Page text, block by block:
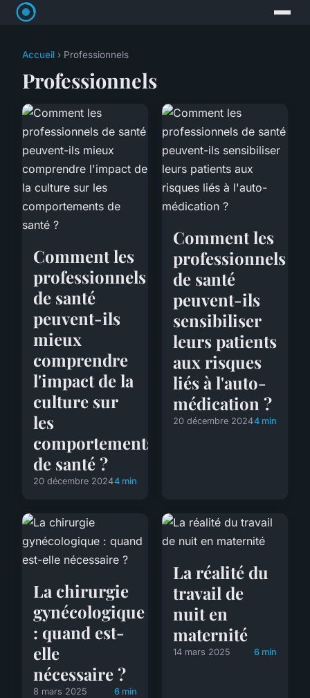
Accueil › Professionnels
Professionnels
Comment les
professionnels
de santé
peuvent-ils
mieux
comprendre
l'impact de la
culture sur
les
comportements
de santé ?
20 décembre 20244 min
Comment les
professionnels
de santé
peuvent-ils
sensibiliser
leurs patients
aux risques
liés à l'auto-
médication ?
20 décembre 20244 min
La chirurgie
gynécologique
: quand est-
elle
nécessaire ?
8 mars 2025 6 min
La réalité du
travail de
nuit en
maternité
14 mars 2025 6 min